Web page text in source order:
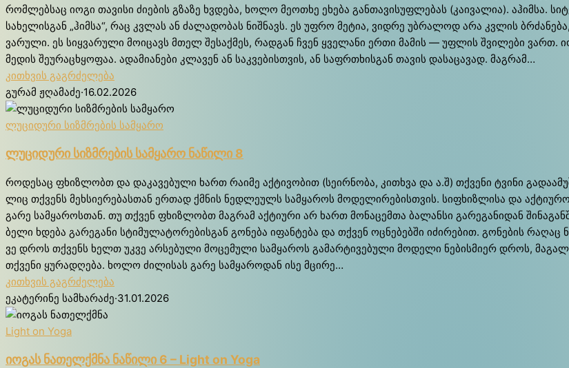
რომ­ლებ­საც იო­გი თა­ვი­სი ძი­ე­ბის გზა­ზე ხვდე­ბა, ხო­ლო მე­ოთ­ხე ეხე­ბა გან­თა­ვი­სუ­ფლე­ბას (კა­ი­ვა­ლია). აჰიმ­სა.
სა­ხე­ლის­გან „ჰიმ­სა“, რაც კვლას ან ძა­ლა­დო­ბას ნიშ­ნავს. ეს უფრო მე­ტია, ვი­დრე უბრა­ლოდ არა კვლის
ვა­რუ­ლი. ეს სიყ­ვა­რუ­ლი მო­ი­ცავს მთელ შე­საქ­მეს, რად­გან ჩვენ ყვე­ლა­ნი ერ­თი მა­მის — უფლის შვი­ლე­ბი ვართ.
მე­დის შე­უ­რაც­ხყო­ფაა. ადა­მი­ა­ნე­ბი კლა­ვენ ან სა­კვე­ბის­თვის, ან საფ­რთხის­გან თა­ვის და­სა­ცა­ვად. მა­გრამ…
კითხვის გაგრძელება
გურამ ჟღამაძე·16.02.2026
ლუციდური სიზმრების სამყარო
ლუ­ცი­დუ­რი სიზ­მრე­ბის სამ­ყა­რო ნა­წი­ლი 8
რო­დე­საც ფხიზ­ლობთ და და­კა­ვე­ბუ­ლი ხართ რა­ი­მე აქ­ტი­ვო­ბით (სე­ირ­ნო­ბა, კით­ხვა და ა.შ) თქვე­ნი ტვი­ნი
ლიც თქვენს მეხ­სი­ე­რე­ბას­თან ერ­თად ქმნის ნედ­ლე­ულს სამ­ყა­როს მო­დე­ლი­რე­ბის­თვის. სიფ­ხიზ­ლი­სა და
გა­რე სამ­ყა­როს­თან. თუ თქვენ ფხიზ­ლობთ მა­გრამ აქ­ტი­უ­რი არ ხართ მო­ნა­ცემ­თა ბა­ლან­სი გა­რე­გა­ნი­დან
ბე­ლი ხდე­ბა გა­რე­გა­ნი სტი­მუ­ლა­ტო­რე­ბის­გან გო­ნე­ბა იფან­ტე­ბა და თქვენ ოცნე­ბებ­ში იძი­რე­ბით. გო­ნე­ბის
ვე დროს თქვენს ხელთ უკვე არ­სე­ბუ­ლი მო­ცე­მუ­ლი სამ­ყა­როს გა­მარ­ტი­ვე­ბუ­ლი მო­დე­ლი ნე­ბის­მი­ერ დროს,
თქვე­ნი ყუ­რად­ღე­ბა. ხო­ლო ძი­ლი­სას გა­რე სამ­ყა­რო­დან ისე მცი­რე…
კითხვის გაგრძელება
ეკატერინე სამხარაძე·31.01.2026
Light on Yoga
იოგას ნათელქმნა ნაწილი 6 – Light on Yoga